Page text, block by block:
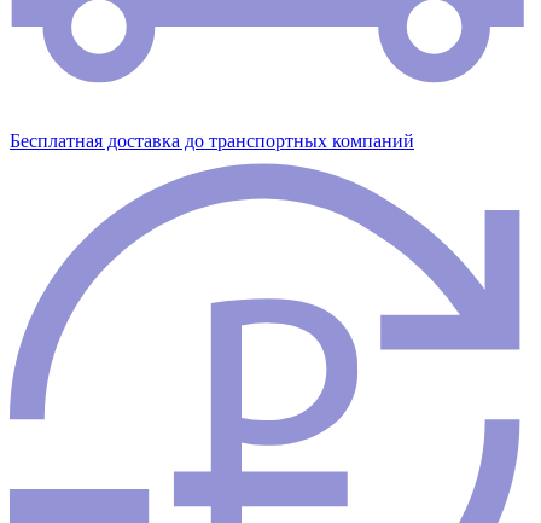
Бесплатная доставка до транспортных компаний